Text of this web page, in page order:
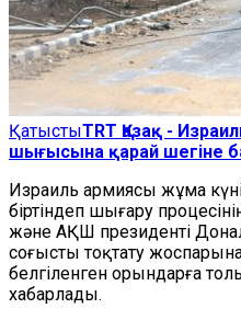
ҚатыстыTRT Қазақ -
шығысына қарай шегіне
Израиль армиясы жұма
біртіндеп шығару
және АҚШ президенті
соғысты тоқтату
белгіленген орындарға
хабарлады.